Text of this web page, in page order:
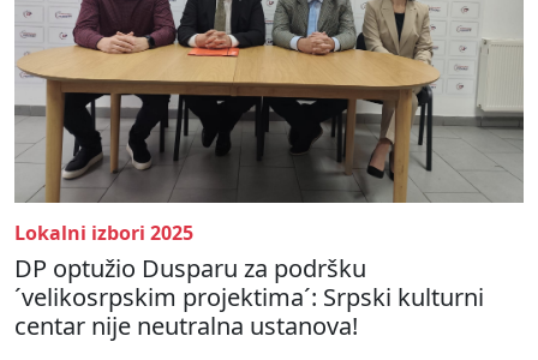
Lokalni izbori 2025
DP optužio Dusparu za podršku
´velikosrpskim projektima´: Srpski kulturni
centar nije neutralna ustanova!